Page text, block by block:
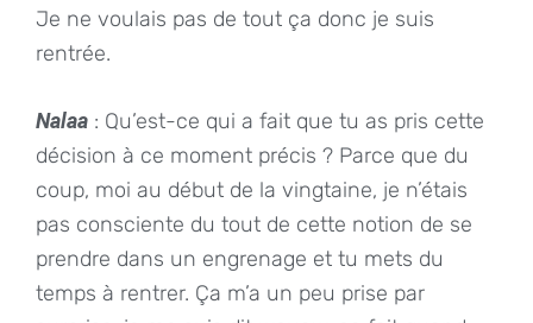
Je ne voulais pas de tout ça donc je suis
rentrée.
Nalaa : Qu’est-ce qui a fait que tu as pris cette
décision à ce moment précis ? Parce que du
coup, moi au début de la vingtaine, je n’étais
pas consciente du tout de cette notion de se
prendre dans un engrenage et tu mets du
temps à rentrer. Ça m’a un peu prise par